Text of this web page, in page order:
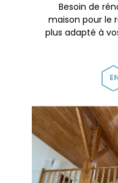
Besoin de
maison pour le
plus adapté à